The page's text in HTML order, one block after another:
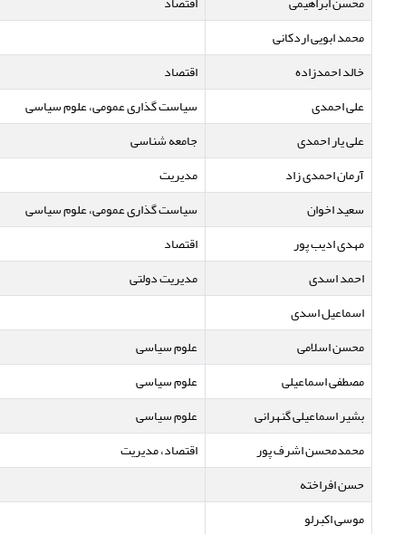
محمد ابویی اردکانی
خالد احمدزاده
اقتصاد
علی احمدی
سیاست گذاری عمومی، علوم سیاسی
علی یار احمدی
جامعه شناسی
آرمان احمدی زاد
مدیریت
سعید اخوان
سیاست گذاری عمومی، علوم سیاسی
مهدی ادیب پور
اقتصاد
احمد اسدی
مدیریت دولتی
اسماعیل اسدی
محسن اسلامی
علوم سیاسی
مصطفی اسماعیلی
علوم سیاسی
بشیر اسماعیلی گنهرانی
علوم سیاسی
محمدمحسن اشرف پور
اقتصاد، مدیریت
حسن افراخته
موسی اکبرلو